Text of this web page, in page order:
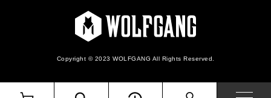
Copyright © 2023 WOLFGANG All Rights Reserved.